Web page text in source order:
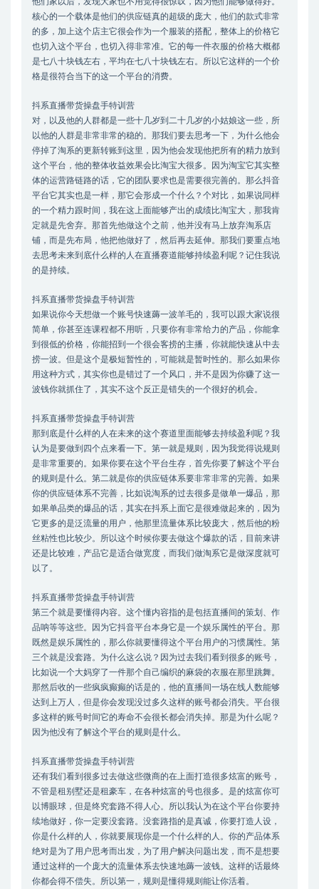
核心的一个载体是他们的供应链真的超级的庞大，他们的款式非常
的多，加上这个店主它很会作为一个服装的搭配，整体上的价格它
也切入这个平台，也切入得非常准。它的每一件衣服的价格大概都
是七八十块钱左右，平均在七八十块钱左右。所以它这样的一个价
格是很符合当下的这一个平台的消费。
抖系直播带货操盘手特训营
对，以及他的人群都是一些十几岁到二十几岁的小姑娘这一些，所
以他的人群是非常非常的稳的。那我们要去思考一下，为什么他会
停掉了淘系的更新转账到这里，因为他会发现他把所有的精力放到
这个平台，他的整体收益效果会比淘宝大很多。因为淘宝它其实整
体的运营路链路的话，它的团队要求也是需要很完善的。那么抖音
平台它其实也是一样，那它会形成一个什么？个对比，如果说同样
的一个精力跟时间，我在这上面能够产出的成绩比淘宝大，那我肯
定就是先舍弃。那首先他做这个之前，他并没有马上放弃淘系店
铺，而是先布局，他把他做好了，然后再去延伸。那我们要重点地
去思考未来到底什么样的人在直播赛道能够持续盈利呢？记住我说
的是持续。
抖系直播带货操盘手特训营
如果说你今天想做一个账号快速薅一波羊毛的，我可以跟大家说很
简单，你甚至连课程都不用听，只要你有非常给力的产品，你能拿
到很低的价格，你能招到一个很会客捞的主播，你就能快速从中去
捞一波。但是这个是极短暂性的，可能就是暂时性的。那么如果你
用这种方式，其实你也是错过了一个风口，并不是因为你赚了这一
波钱你就抓住了，其实不这个反正是错失的一个很好的机会。
抖系直播带货操盘手特训营
那到底是什么样的人在未来的这个赛道里面能够去持续盈利呢？我
认为是要做到四个点来看一下。第一就是规则，因为我觉得说规则
是非常重要的。如果你要在这个平台生存，首先你要了解这个平台
的规则是什么。第二就是你的供应链体系要非常非常的完善。如果
你的供应链体系不完善，比如说淘系的过去很多是做单一爆品，那
如果单品类的爆品的话，其实在抖系上面它是很难做起来的，因为
它更多的是泛流量的用户，他那里流量体系比较庞大，然后他的粉
丝粘性也比较少。所以这个时候你要去做这个爆款的话，目前来讲
还是比较难，产品它是适合做宽度，而我们做淘系它是做深度就可
以了。
抖系直播带货操盘手特训营
第三个就是要懂得内容。这个懂内容指的是包括直播间的策划、作
品呐等等这些。因为它抖音平台本身它是一个娱乐属性的平台。那
既然是娱乐属性的，那么你就要懂得这个平台用户的习惯属性。第
三个就是没套路。为什么这么说？因为过去我们看到很多的账号，
比如说一个大妈穿了一件那个自己编织的麻袋的衣服在那里跳舞。
那然后收的一些疯疯癫癫的话是的，他的直播间一场在线人数能够
达到上万人，但是你会发现没过多久这样的账号都会消失。平台很
多这样的账号时间它的寿命不会很长都会消失掉。那是为什么呢？
因为他没有了解这个平台的规则是什么。
抖系直播带货操盘手特训营
还有我们看到很多过去做这些微商的在上面打造很多炫富的账号，
不管是租别墅还是租豪车，在各种炫富的号也很多。是的炫富你可
以博眼球，但是终究套路不得人心。所以我认为在这个平台你要持
续地做好，你一定要没套路。没套路指的是真诚，你要打造人设，
你是什么样的人，你就要展现你是一个什么样的人。你的产品体系
绝对是为了用户思考而出发，为了用户解决问题出发，而不是想要
通过这样的一个庞大的流量体系去快速地薅一波钱。这样的话最终
你都会得不偿失。所以第一，规则是懂得规则能让你活着。